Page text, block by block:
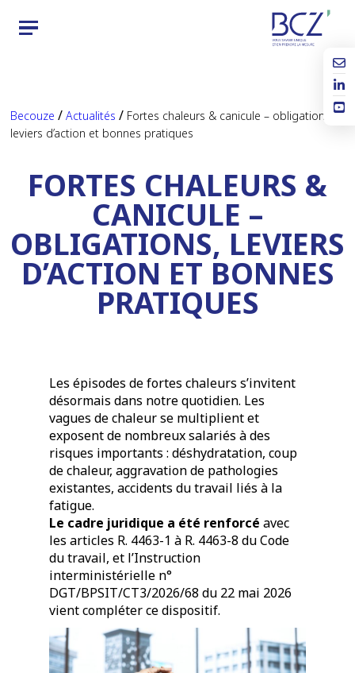
Becouze / Actualités / Fortes chaleurs & canicule – obligations,
leviers d’action et bonnes pratiques
FORTES CHALEURS &
CANICULE –
OBLIGATIONS, LEVIERS
D’ACTION ET BONNES
PRATIQUES
Les épisodes de fortes chaleurs s’invitent
désormais dans notre quotidien. Les
vagues de chaleur se multiplient et
exposent de nombreux salariés à des
risques importants : déshydratation, coup
de chaleur, aggravation de pathologies
existantes, accidents du travail liés à la
fatigue.
Le cadre juridique a été renforcé avec
les articles R. 4463-1 à R. 4463-8 du Code
du travail, et l’Instruction
interministérielle n°
DGT/BPSIT/CT3/2026/68 du 22 mai 2026
vient compléter ce dispositif.